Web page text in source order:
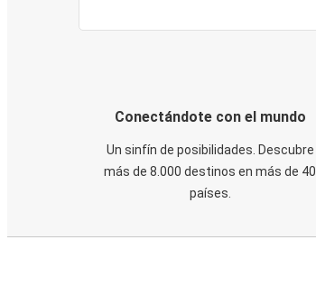
Conectándote con el mundo
Un sinfín de posibilidades. Descubre
más de 8.000 destinos en más de 40
países.